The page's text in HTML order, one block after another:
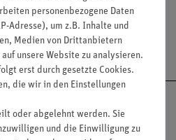
ab 300,- €
personenbezogene Daten
Adresse), um z.B. Inhalte und
Medien von Drittanbietern
unsere Website zu analysieren.
erst durch gesetzte Cookies.
die wir in den Einstellungen
oder abgelehnt werden. Sie
und die Einwilligung zu